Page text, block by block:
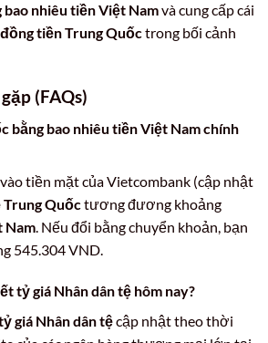
nhiêu tiền Việt Namvà cung cấp cái
đồng tiền Trung Quốctrong bối cảnh
(FAQs)
bằng bao nhiêu tiền Việt Nam chính
tiền mặt của Vietcombank (cập nhật
Trung Quốctương đương khoảng
Nam . Nếu đổi bằng chuyển khoản, bạn
545.304 VND.
tỷ giá Nhân dân tệ hôm nay?
giá Nhân dân tệcập nhật theo thời